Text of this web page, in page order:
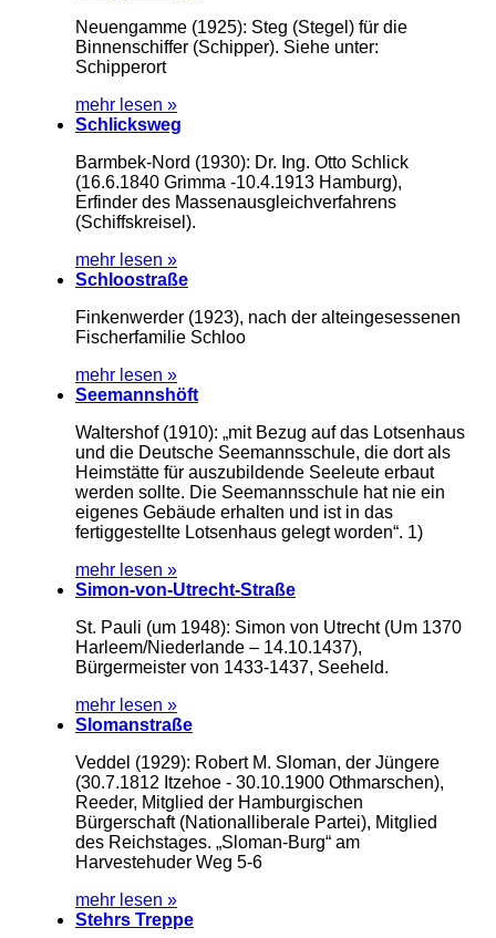
Neuengamme (1925): Steg (Stegel) für die
Binnenschiffer (Schipper). Siehe unter:
Schipperort
mehr lesen »
Schlicksweg
Barmbek-Nord (1930): Dr. Ing. Otto Schlick
(16.6.1840 Grimma -10.4.1913 Hamburg),
Erfinder des Massenausgleichverfahrens
(Schiffskreisel).
mehr lesen »
Schloostraße
Finkenwerder (1923), nach der alteingesessenen
Fischerfamilie Schloo
mehr lesen »
Seemannshöft
Waltershof (1910): „mit Bezug auf das Lotsenhaus
und die Deutsche Seemannsschule, die dort als
Heimstätte für auszubildende Seeleute erbaut
werden sollte. Die Seemannsschule hat nie ein
eigenes Gebäude erhalten und ist in das
fertiggestellte Lotsenhaus gelegt worden“. 1)
mehr lesen »
Simon-von-Utrecht-Straße
St. Pauli (um 1948): Simon von Utrecht (Um 1370
Harleem/Niederlande – 14.10.1437),
Bürgermeister von 1433-1437, Seeheld.
mehr lesen »
Slomanstraße
Veddel (1929): Robert M. Sloman, der Jüngere
(30.7.1812 Itzehoe - 30.10.1900 Othmarschen),
Reeder, Mitglied der Hamburgischen
Bürgerschaft (Nationalliberale Partei), Mitglied
des Reichstages. „Sloman-Burg“ am
Harvestehuder Weg 5-6
mehr lesen »
Stehrs Treppe